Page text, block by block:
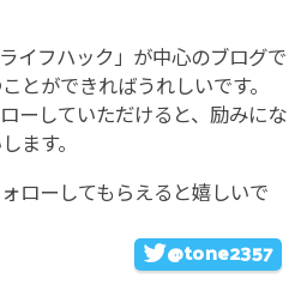
イフハック」が中心のブログで
とができればうれしいです。
ーしていただけると、励みにな
ます。
ローしてもらえると嬉しいで
@tone2357